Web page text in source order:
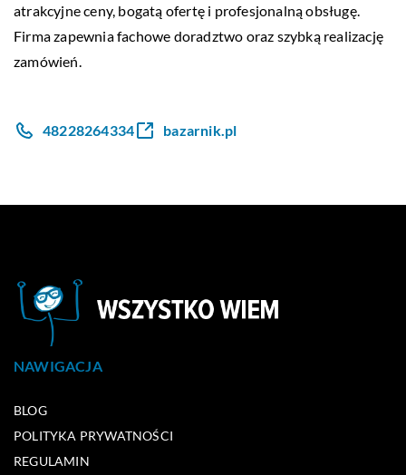
atrakcyjne ceny, bogatą ofertę i profesjonalną obsługę.
Firma zapewnia fachowe doradztwo oraz szybką realizację
zamówień.
48228264334 bazarnik.pl
NAWIGACJA
BLOG
POLITYKA PRYWATNOŚCI
REGULAMIN